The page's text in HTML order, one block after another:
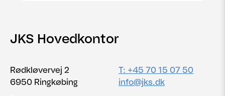
JKS Hovedkontor
Rødkløvervej 2
6950 Ringkøbing
T: +45 70 15 07 50
info@jks.dk